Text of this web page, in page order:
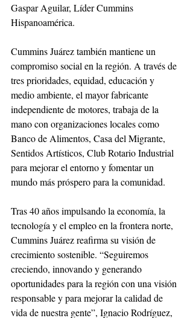
Gaspar Aguilar, Líder Cummins
Hispanoamérica.
Cummins Juárez también mantiene un
compromiso social en la región. A través de
tres prioridades, equidad, educación y
medio ambiente, el mayor fabricante
independiente de motores, trabaja de la
mano con organizaciones locales como
Banco de Alimentos, Casa del Migrante,
Sentidos Artísticos, Club Rotario Industrial
para mejorar el entorno y fomentar un
mundo más próspero para la comunidad.
Tras 40 años impulsando la economía, la
tecnología y el empleo en la frontera norte,
Cummins Juárez reafirma su visión de
crecimiento sostenible. “Seguiremos
creciendo, innovando y generando
oportunidades para la región con una visión
responsable y para mejorar la calidad de
vida de nuestra gente”, Ignacio Rodríguez,